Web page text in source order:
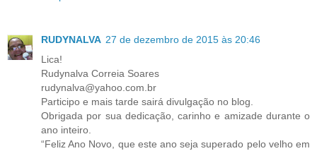
RUDYNALVA 27 de dezembro de 2015 às 20:46
Lica!
Rudynalva Correia Soares
rudynalva@yahoo.com.br
Participo e mais tarde sairá divulgação no blog.
Obrigada por sua dedicação, carinho e amizade durante o
ano inteiro.
“Feliz Ano Novo, que este ano seja superado pelo velho em